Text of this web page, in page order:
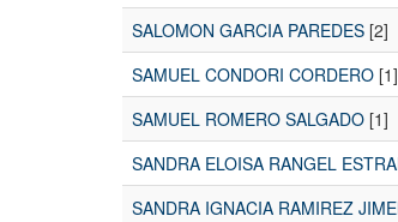
SALOMON GARCIA PAREDES [2]
SAMUEL CONDORI CORDERO [1]
SAMUEL ROMERO SALGADO [1]
SANDRA ELOISA RANGEL
SANDRA IGNACIA RAMIREZ